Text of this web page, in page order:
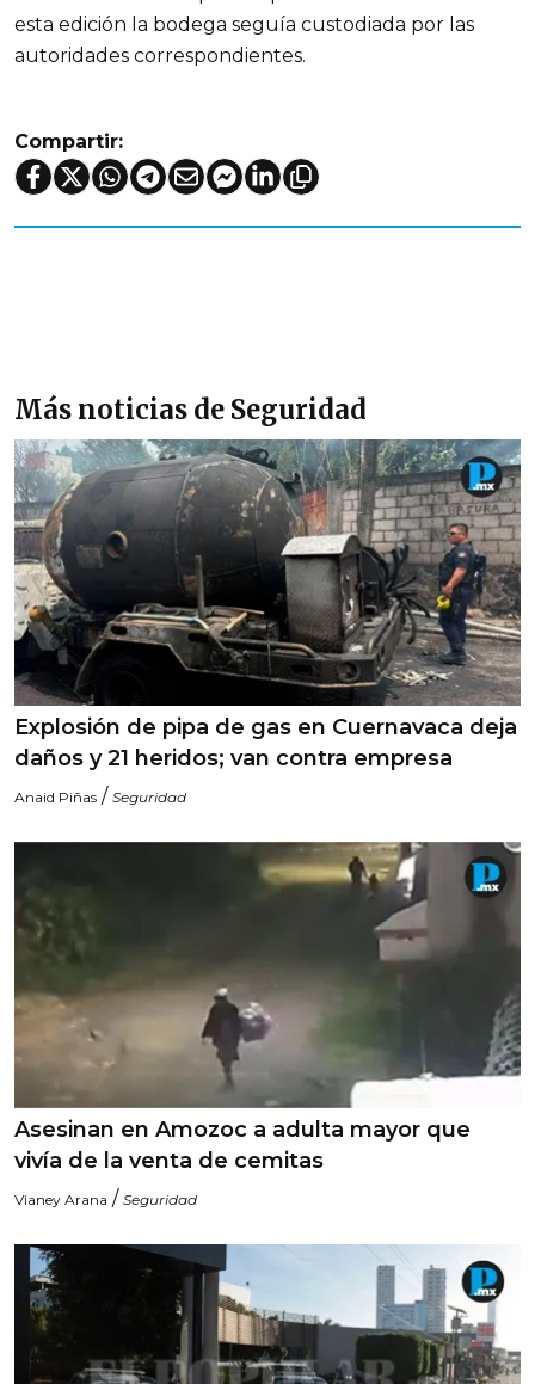
esta edición la bodega seguía custodiada por las
autoridades correspondientes.
Compartir:
Más noticias de Seguridad
Explosión de pipa de gas en Cuernavaca deja
daños y 21 heridos; van contra empresa
Anaid Piñas / Seguridad
Asesinan en Amozoc a adulta mayor que
vivía de la venta de cemitas
Vianey Arana / Seguridad